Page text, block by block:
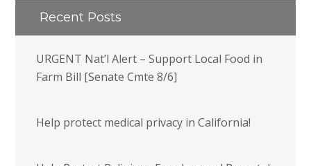
Recent Posts
URGENT Nat’l Alert – Support Local Food in
Farm Bill [Senate Cmte 8/6]
Help protect medical privacy in California!